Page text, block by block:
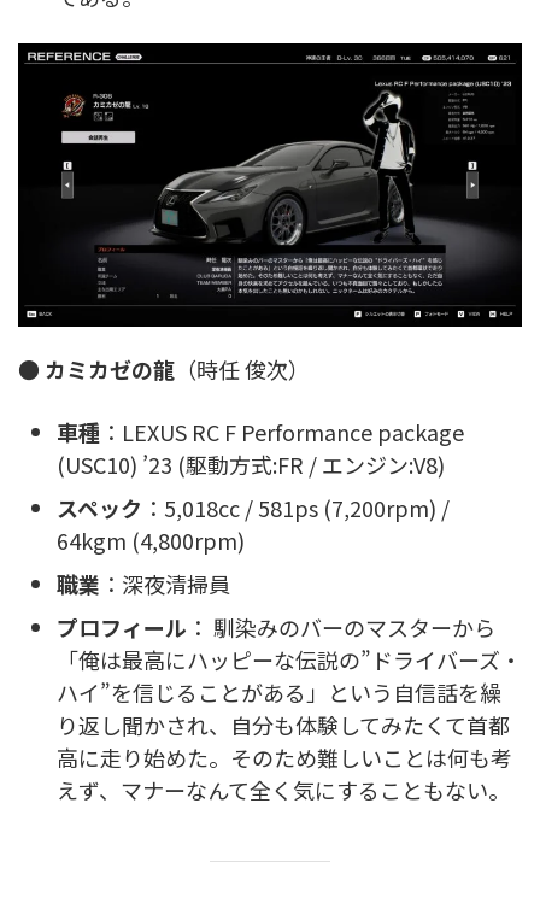
● カミカゼの龍 （時任 俊次）
車種 ：LEXUS RC F Performance package
(USC10) ’23 (駆動方式:FR / エンジン:V8)
スペック ：5,018cc / 581ps (7,200rpm) /
64kgm (4,800rpm)
職業 ：深夜清掃員
プロフィール ： 馴染みのバーのマスターから
「俺は最高にハッピーな伝説の”ドライバーズ・
ハイ”を信じることがある」という自信話を繰
り返し聞かされ、自分も体験してみたくて首都
高に走り始めた。そのため難しいことは何も考
えず、マナーなんて全く気にすることもない。